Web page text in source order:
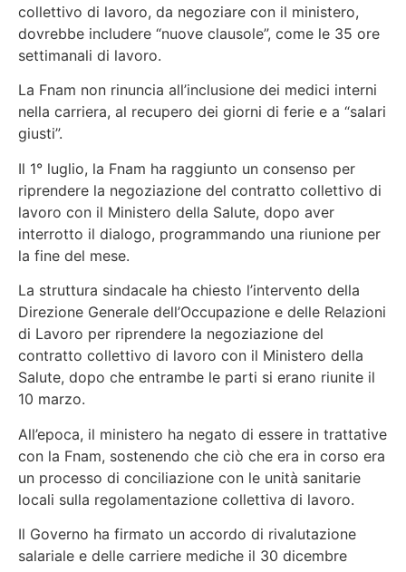
collettivo di lavoro, da negoziare con il ministero,
dovrebbe includere “nuove clausole”, come le 35 ore
settimanali di lavoro.
La Fnam non rinuncia all’inclusione dei medici interni
nella carriera, al recupero dei giorni di ferie e a “salari
giusti”.
Il 1° luglio, la Fnam ha raggiunto un consenso per
riprendere la negoziazione del contratto collettivo di
lavoro con il Ministero della Salute, dopo aver
interrotto il dialogo, programmando una riunione per
la fine del mese.
La struttura sindacale ha chiesto l’intervento della
Direzione Generale dell’Occupazione e delle Relazioni
di Lavoro per riprendere la negoziazione del
contratto collettivo di lavoro con il Ministero della
Salute, dopo che entrambe le parti si erano riunite il
10 marzo.
All’epoca, il ministero ha negato di essere in trattative
con la Fnam, sostenendo che ciò che era in corso era
un processo di conciliazione con le unità sanitarie
locali sulla regolamentazione collettiva di lavoro.
Il Governo ha firmato un accordo di rivalutazione
salariale e delle carriere mediche il 30 dicembre